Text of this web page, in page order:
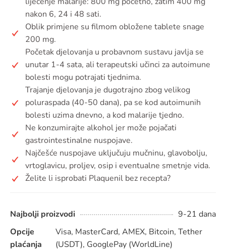
nakon 6, 24 i 48 sati.
Oblik primjene su filmom obložene tablete snage
200 mg.
Početak djelovanja u probavnom sustavu javlja se
unutar 1-4 sata, ali terapeutski učinci za autoimune
bolesti mogu potrajati tjednima.
Trajanje djelovanja je dugotrajno zbog velikog
poluraspada (40-50 dana), pa se kod autoimunih
bolesti uzima dnevno, a kod malarije tjedno.
Ne konzumirajte alkohol jer može pojačati
gastrointestinalne nuspojave.
Najčešće nuspojave uključuju mučninu, glavobolju,
vrtoglavicu, proljev, osip i eventualne smetnje vida.
Želite li isprobati Plaquenil bez recepta?
Najbolji proizvodi
9-21 dana
Opcije
plaćanja
Visa, MasterCard, AMEX, Bitcoin, Tether
(USDT), GooglePay (WorldLine)